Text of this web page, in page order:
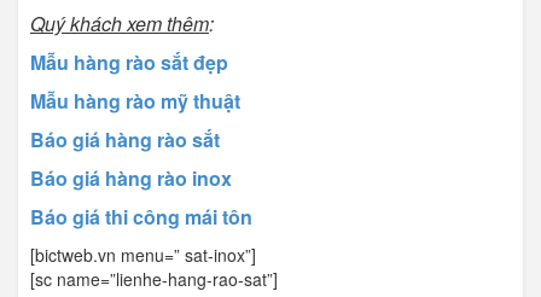
Quý khách xem thêm:
Mẫu hàng rào sắt đẹp
Mẫu hàng rào mỹ thuật
Báo giá hàng rào sắt
Báo giá hàng rào inox
Báo giá thi công mái tôn
[bictweb.vn menu=” sat-inox”]
[sc name=”lienhe-hang-rao-sat”]